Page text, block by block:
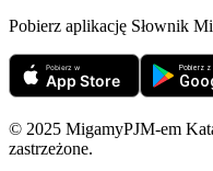
Pobierz aplikację Słownik
© 2025 MigamyPJM-em
zastrzeżone.